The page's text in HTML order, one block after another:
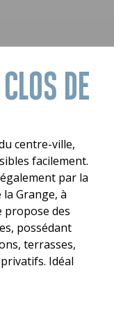
DE
centre-ville,
facilement.
par la
Grange, à
propose des
possédant
terrasses,
Idéal